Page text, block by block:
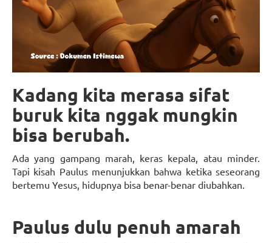
Kadang kita merasa sifat
buruk kita nggak mungkin
bisa berubah.
Ada yang gampang marah, keras kepala, atau minder.
Tapi kisah Paulus menunjukkan bahwa ketika seseorang
bertemu Yesus, hidupnya bisa benar-benar diubahkan.
Paulus dulu penuh amarah